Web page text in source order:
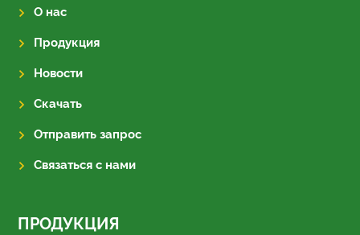
О нас
Продукция
Новости
Скачать
Отправить запрос
Связаться с нами
ПРОДУКЦИЯ